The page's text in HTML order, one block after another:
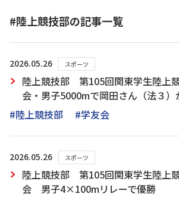
#陸上競技部の記事一覧
2026.05.26 スポーツ
陸上競技部 第105回関東学生陸上
会・男子5000mで岡田さん（法３）
#陸上競技部
#学友会
2026.05.26 スポーツ
陸上競技部 第105回関東学生陸上
会 男子4×100mリレーで優勝